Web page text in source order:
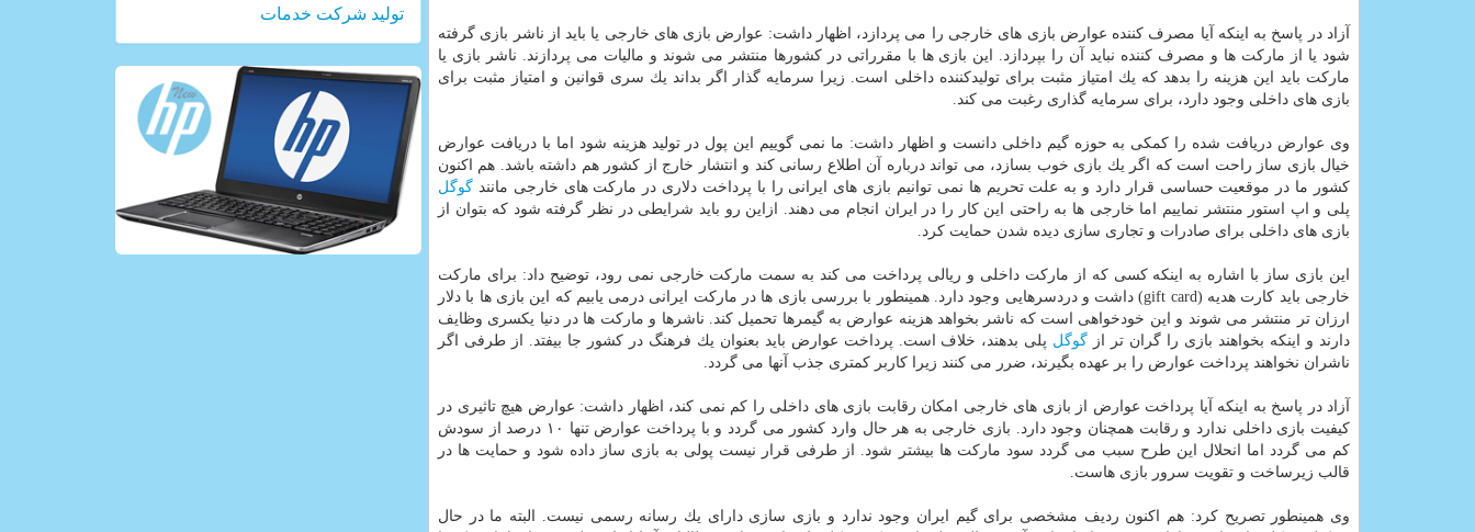
آزاد در پاسخ به اینكه آیا مصرف كننده عوارض بازی های خارجی را می پردازد، اظهار داشت: عوارض بازی های خارجی یا باید از ناشر بازی گرفته
شود یا از ماركت ها و مصرف كننده نباید آن را بپردازد. این بازی ها با مقرراتی در كشورها منتشر می شوند و مالیات می پردازند. ناشر بازی یا
ماركت باید این هزینه را بدهد كه یك امتیاز مثبت برای تولیدكننده داخلی است. زیرا سرمایه گذار اگر بداند یك سری قوانین و امتیاز مثبت برای
بازی های داخلی وجود دارد، برای سرمایه گذاری رغبت می كند.
وی عوارض دریافت شده را كمكی به حوزه گیم داخلی دانست و اظهار داشت: ما نمی گوییم این پول در تولید هزینه شود اما با دریافت عوارض
خیال بازی ساز راحت است كه اگر یك بازی خوب بسازد، می تواند درباره آن اطلاع رسانی كند و انتشار خارج از كشور هم داشته باشد. هم اكنون
كشور ما در موقعیت حساسی قرار دارد و به علت تحریم ها نمی توانیم بازی های ایرانی را با پرداخت دلاری در ماركت های خارجی مانند گوگل
پلی و اپ استور منتشر نماییم اما خارجی ها به راحتی این كار را در ایران انجام می دهند. ازاین رو باید شرایطی در نظر گرفته شود كه بتوان از
بازی های داخلی برای صادرات و تجاری سازی دیده شدن حمایت كرد.
این بازی ساز با اشاره به اینكه كسی كه از ماركت داخلی و ریالی پرداخت می كند به سمت ماركت خارجی نمی رود، توضیح داد: برای ماركت
خارجی باید كارت هدیه (gift card) داشت و دردسرهایی وجود دارد. همینطور با بررسی بازی ها در ماركت ایرانی درمی یابیم كه این بازی ها با دلار
ارزان تر منتشر می شوند و این خودخواهی است كه ناشر بخواهد هزینه عوارض به گیمرها تحمیل كند. ناشرها و ماركت ها در دنیا یكسری وظایف
دارند و اینكه بخواهند بازی را گران تر از گوگل پلی بدهند، خلاف است. پرداخت عوارض باید بعنوان یك فرهنگ در كشور جا بیفتد. از طرفی اگر
ناشران نخواهند پرداخت عوارض را بر عهده بگیرند، ضرر می كنند زیرا كاربر كمتری جذب آنها می گردد.
آزاد در پاسخ به اینكه آیا پرداخت عوارض از بازی های خارجی امكان رقابت بازی های داخلی را كم نمی كند، اظهار داشت: عوارض هیچ تاثیری در
كیفیت بازی داخلی ندارد و رقابت همچنان وجود دارد. بازی خارجی به هر حال وارد كشور می گردد و با پرداخت عوارض تنها ۱۰ درصد از سودش
كم می گردد اما انحلال این طرح سبب می گردد سود ماركت ها بیشتر شود. از طرفی قرار نیست پولی به بازی ساز داده شود و حمایت ها در
قالب زیرساخت و تقویت سرور بازی هاست.
وی همینطور تصریح كرد: هم اكنون ردیف مشخصی برای گیم ایران وجود ندارد و بازی سازی دارای یك رسانه رسمی نیست. البته ما در حال
تولید شركت خدمات